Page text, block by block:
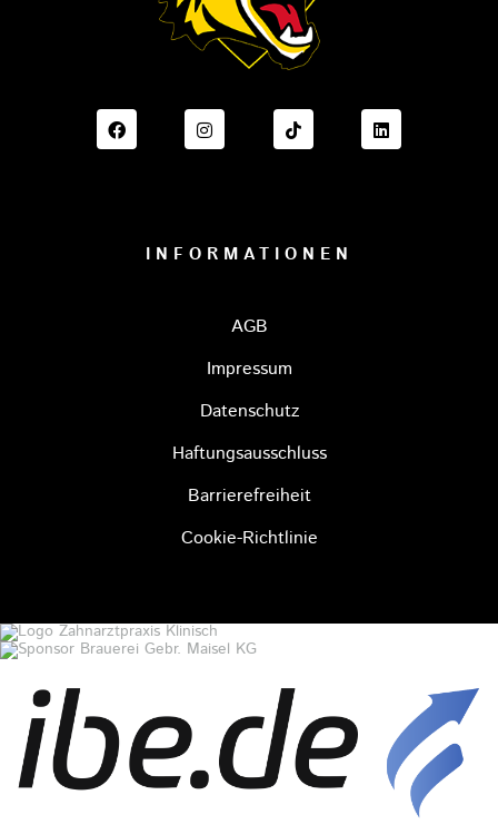
FACEBOOK ONESTO TIGERS BAYREUTH
INSTAGRAM ONESTO TIGERS
TIKTOK ONESTO
LINKEDIN
INFORMATIONEN
AGB
Impressum
Datenschutz
Haftungsausschluss
Barrierefreiheit
Cookie-Richtlinie